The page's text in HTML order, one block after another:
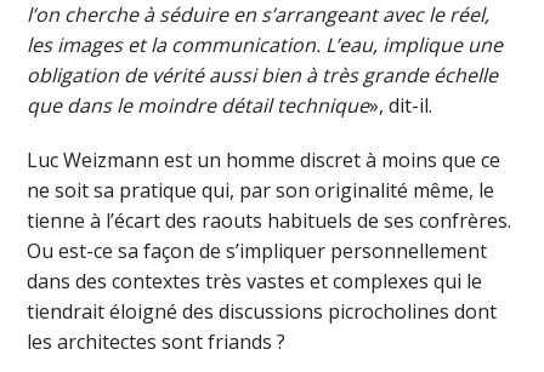
l’on cherche à séduire en s’arrangeant avec le réel,
les images et la communication. L’eau, implique une
obligation de vérité aussi bien à très grande échelle
que dans le moindre détail technique», dit-il.
Luc Weizmann est un homme discret à moins que ce
ne soit sa pratique qui, par son originalité même, le
tienne à l’écart des raouts habituels de ses confrères.
Ou est-ce sa façon de s’impliquer personnellement
dans des contextes très vastes et complexes qui le
tiendrait éloigné des discussions picrocholines dont
les architectes sont friands ?